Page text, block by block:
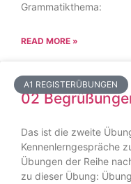
Grammatikthema:
READ MORE »
A1 REGISTERÜBUNGEN
02
Das ist die zweite
Kennenlerngespräche
Übungen der Reihe
zu dieser Übung: